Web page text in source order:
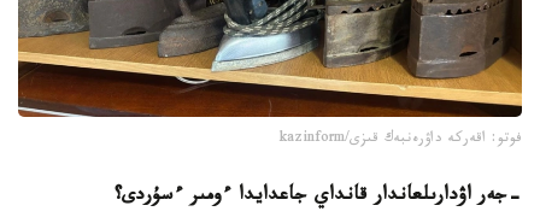
فوتو: اقەركە داۋرەنبەك قىزى/kazinform
-جەر اۋدارىلعاندار قانداي جاعدايدا ءومىر ءسۇردى؟